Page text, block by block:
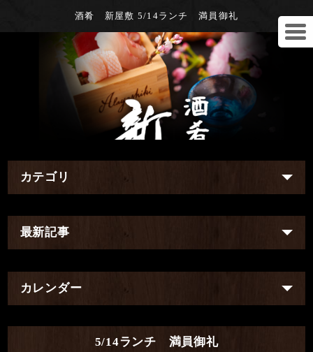
酒肴 新屋敷 5/14ランチ 満員御礼
カテゴリ
最新記事
カレンダー
5/14ランチ 満員御礼